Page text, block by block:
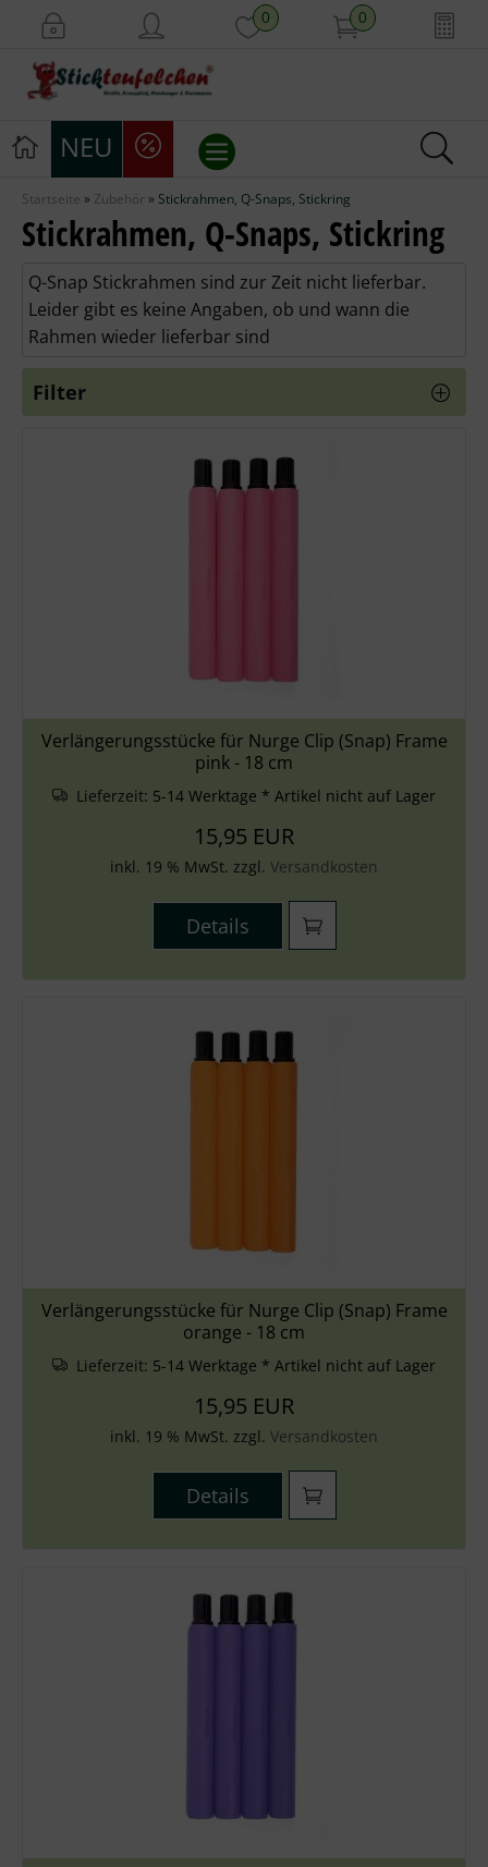
0 0
NEU
Stickvorlagen
Stickgarne
Ausverkauf
Startseite » Zubehör » Stickrahmen, Q-Snaps, Stickring
Stickrahmen, Q-Snaps, Stickring
Q-Snap Stickrahmen sind zur Zeit nicht lieferbar.
Leider gibt es keine Angaben, ob und wann die
Rahmen wieder lieferbar sind
Filter
Verlängerungsstücke für Nurge Clip (Snap) Frame
pink - 18 cm
Lieferzeit: 5-14 Werktage * Artikel nicht auf Lager
15,95 EUR
inkl. 19 % MwSt. zzgl. Versandkosten
Details
Verlängerungsstücke für Nurge Clip (Snap) Frame
orange - 18 cm
Lieferzeit: 5-14 Werktage * Artikel nicht auf Lager
15,95 EUR
inkl. 19 % MwSt. zzgl. Versandkosten
Details